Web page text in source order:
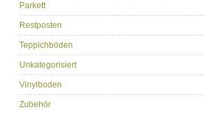
Parkett
Restposten
Teppichböden
Unkategorisiert
Vinylboden
Zubehör